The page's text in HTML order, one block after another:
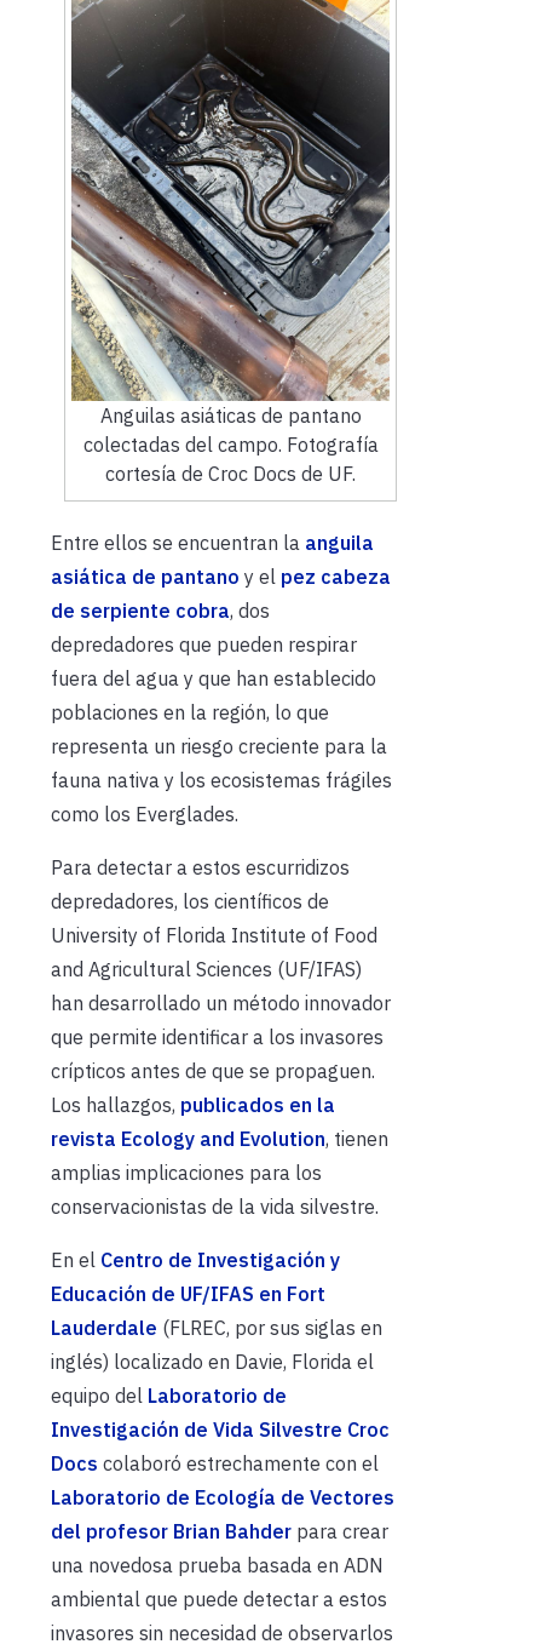
Anguilas asiáticas de pantano
colectadas del campo. Fotografía
cortesía de Croc Docs de UF.
Entre ellos se encuentran la anguila
asiática de pantano y el pez cabeza
de serpiente cobra, dos
depredadores que pueden respirar
fuera del agua y que han establecido
poblaciones en la región, lo que
representa un riesgo creciente para la
fauna nativa y los ecosistemas frágiles
como los Everglades.
Para detectar a estos escurridizos
depredadores, los científicos de
University of Florida Institute of Food
and Agricultural Sciences (UF/IFAS)
han desarrollado un método innovador
que permite identificar a los invasores
crípticos antes de que se propaguen.
Los hallazgos, publicados en la
revista Ecology and Evolution, tienen
amplias implicaciones para los
conservacionistas de la vida silvestre.
En el Centro de Investigación y
Educación de UF/IFAS en Fort
Lauderdale (FLREC, por sus siglas en
inglés) localizado en Davie, Florida el
equipo del Laboratorio de
Investigación de Vida Silvestre Croc
Docs colaboró ​​estrechamente con el
Laboratorio de Ecología de Vectores
del profesor Brian Bahder para crear
una novedosa prueba basada en ADN
ambiental que puede detectar a estos
invasores sin necesidad de observarlos